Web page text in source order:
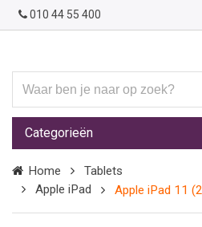
010 44 55 400
ben
je
naar
op
zoek?
Categorieën
Home
Tablets
Apple iPad
Apple iPad 11